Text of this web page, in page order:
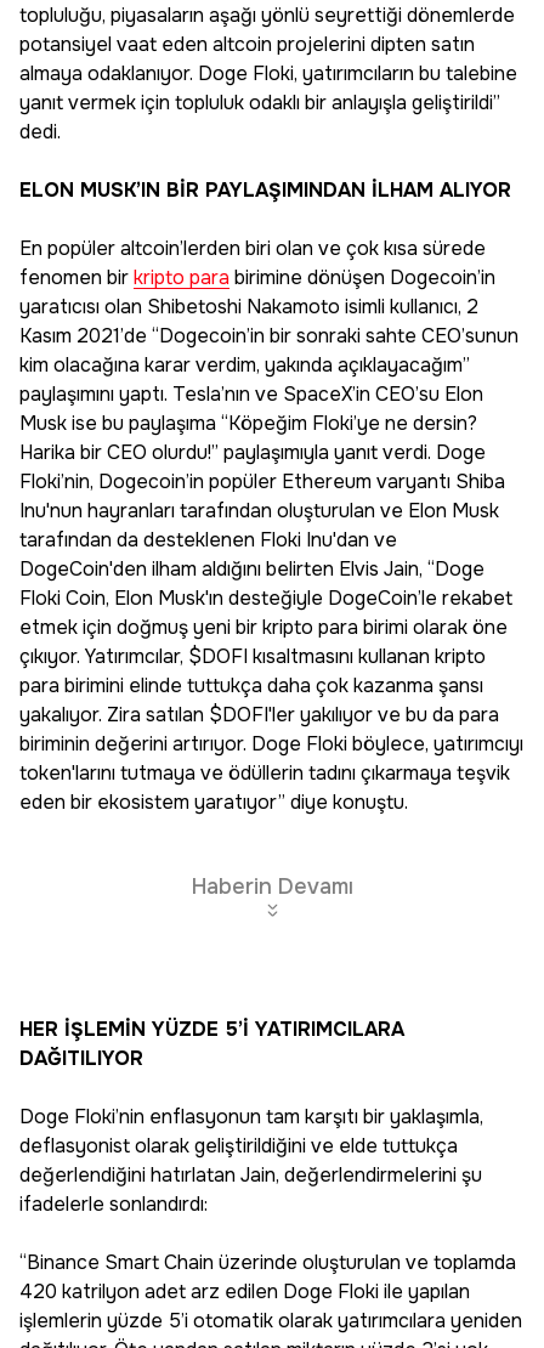
topluluğu, piyasaların aşağı yönlü seyrettiği dönemlerde
potansiyel vaat eden altcoin projelerini dipten satın
almaya odaklanıyor. Doge Floki, yatırımcıların bu talebine
yanıt vermek için topluluk odaklı bir anlayışla geliştirildi”
dedi.
ELON MUSK’IN BİR PAYLAŞIMINDAN İLHAM ALIYOR
En popüler altcoin’lerden biri olan ve çok kısa sürede
fenomen birkripto para birimine dönüşen Dogecoin’in
yaratıcısı olan Shibetoshi Nakamoto isimli kullanıcı, 2
Kasım 2021’de “Dogecoin’in bir sonraki sahte CEO’sunun
kim olacağına karar verdim, yakında açıklayacağım”
paylaşımını yaptı. Tesla’nın ve SpaceX’in CEO’su Elon
Musk ise bu paylaşıma “Köpeğim Floki’ye ne dersin?
Harika bir CEO olurdu!” paylaşımıyla yanıt verdi. Doge
Floki’nin, Dogecoin’in popüler Ethereum varyantı Shiba
Inu'nun hayranları tarafından oluşturulan ve Elon Musk
tarafından da desteklenen Floki Inu'dan ve
DogeCoin'den ilham aldığını belirten Elvis Jain, “Doge
Floki Coin, Elon Musk'ın desteğiyle DogeCoin’le rekabet
etmek için doğmuş yeni bir kripto para birimi olarak öne
çıkıyor. Yatırımcılar, $DOFI kısaltmasını kullanan kripto
para birimini elinde tuttukça daha çok kazanma şansı
yakalıyor. Zira satılan $DOFI'ler yakılıyor ve bu da para
biriminin değerini artırıyor. Doge Floki böylece, yatırımcıyı
token'larını tutmaya ve ödüllerin tadını çıkarmaya teşvik
eden bir ekosistem yaratıyor” diye konuştu.
Haberin Devamı
HER İŞLEMİN YÜZDE 5’İ YATIRIMCILARA
DAĞITILIYOR
Doge Floki’nin enflasyonun tam karşıtı bir yaklaşımla,
deflasyonist olarak geliştirildiğini ve elde tuttukça
değerlendiğini hatırlatan Jain, değerlendirmelerini şu
ifadelerle sonlandırdı:
“Binance Smart Chain üzerinde oluşturulan ve toplamda
420 katrilyon adet arz edilen Doge Floki ile yapılan
işlemlerin yüzde 5’i otomatik olarak yatırımcılara yeniden